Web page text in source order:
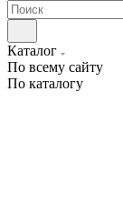
Каталог
По всему сайту
По каталогу